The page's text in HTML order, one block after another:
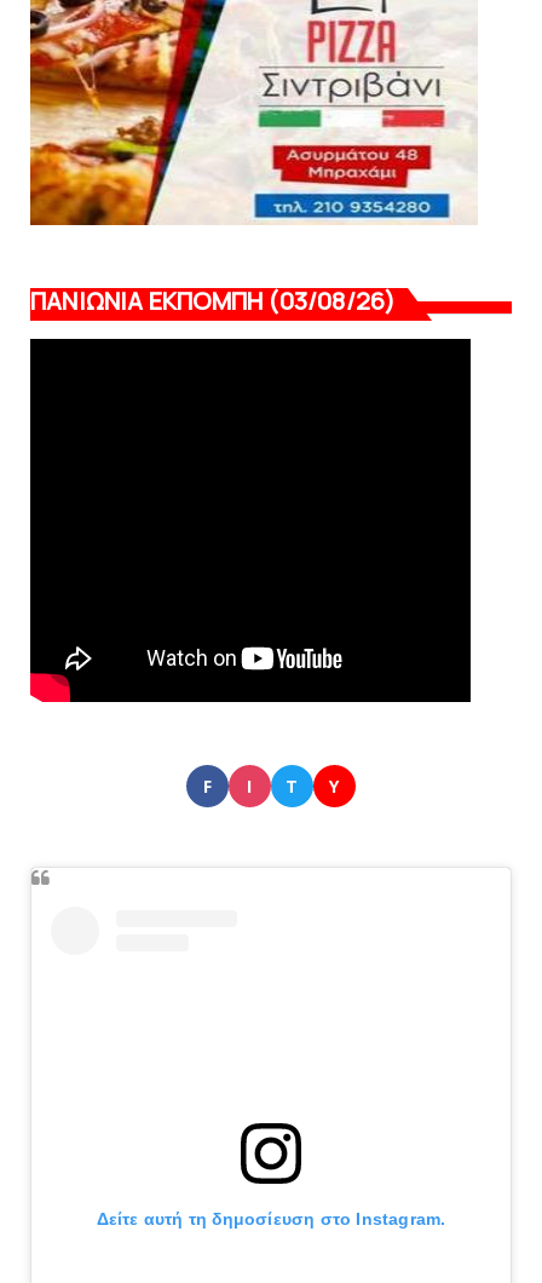
August 04, 2026
ΠΑΝΙΩΝΙΑ ΕΚΠΟΜΠΗ (03/08/26)
F I T Y
Δείτε αυτή τη δημοσίευση στο Instagram.